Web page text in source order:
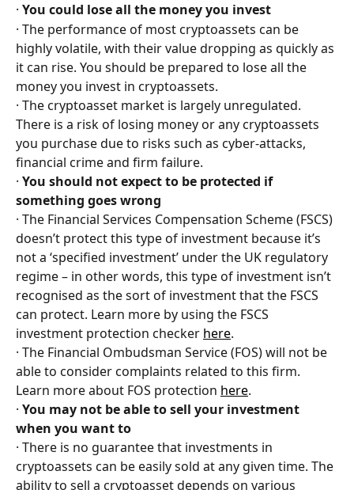
· You could lose all the money you invest
· The performance of most cryptoassets can be
highly volatile, with their value dropping as quickly as
it can rise. You should be prepared to lose all the
money you invest in cryptoassets.
· The cryptoasset market is largely unregulated.
There is a risk of losing money or any cryptoassets
you purchase due to risks such as cyber-attacks,
financial crime and firm failure.
· You should not expect to be protected if
something goes wrong
· The Financial Services Compensation Scheme (FSCS)
doesn’t protect this type of investment because it’s
not a ‘specified investment’ under the UK regulatory
regime – in other words, this type of investment isn’t
recognised as the sort of investment that the FSCS
can protect. Learn more by using the FSCS
investment protection checker here.
· The Financial Ombudsman Service (FOS) will not be
able to consider complaints related to this firm.
Learn more about FOS protection here.
· You may not be able to sell your investment
when you want to
· There is no guarantee that investments in
cryptoassets can be easily sold at any given time. The
ability to sell a cryptoasset depends on various